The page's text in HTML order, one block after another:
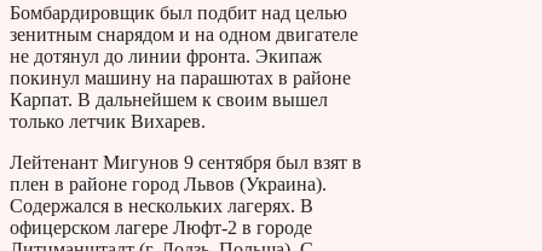
Бомбардировщик был подбит над целью
зенитным снарядом и на одном двигателе
не дотянул до линии фронта. Экипаж
покинул машину на парашютах в районе
Карпат. В дальнейшем к своим вышел
только летчик Вихарев.
Лейтенант Мигунов 9 сентября был взят в
плен в районе город Львов (Украина).
Содержался в нескольких лагерях. В
офицерском лагере Люфт-2 в городе